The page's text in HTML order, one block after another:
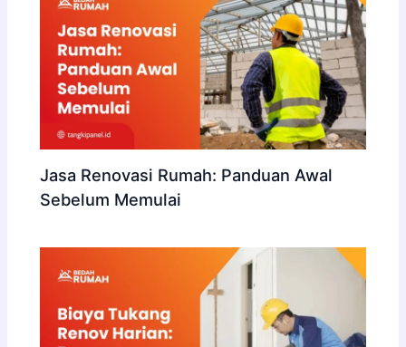
Jasa Renovasi Rumah: Panduan Awal
Sebelum Memulai